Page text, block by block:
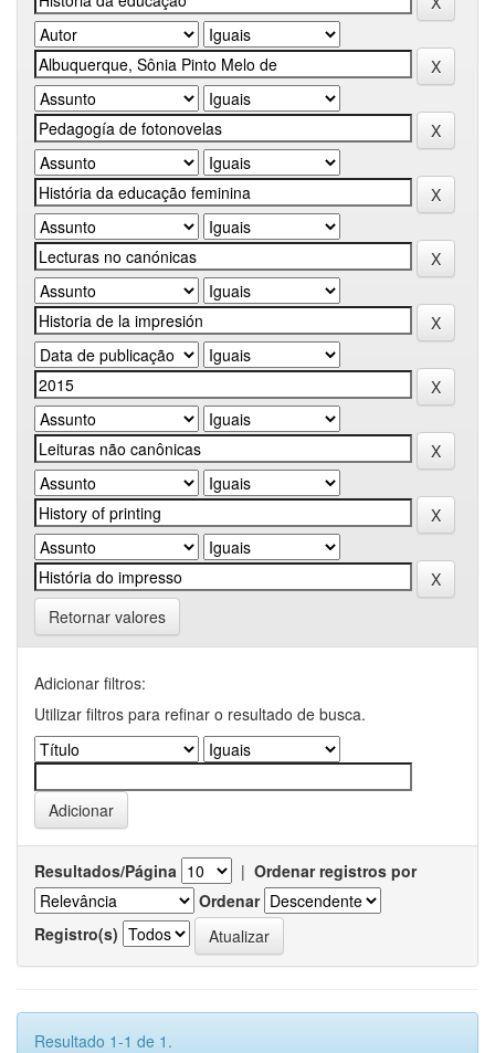
Retornar valores
Adicionar filtros:
Utilizar filtros para refinar o resultado de busca.
Resultados/Página | Ordenar registros por
Ordenar
Registro(s)
Resultado 1-1 de 1.